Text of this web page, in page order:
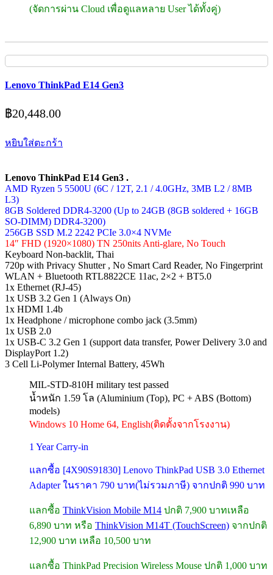
(จัดการผ่าน Cloud เพื่อดูแลหลาย User ได้ทั้งคู่)
Lenovo ThinkPad E14 Gen3
฿20,448.00
หยิบใส่ตะกร้า
Lenovo ThinkPad E14 Gen3 .
AMD Ryzen 5 5500U (6C / 12T, 2.1 / 4.0GHz, 3MB L2 / 8MB
L3)
8GB Soldered DDR4-3200 (Up to 24GB (8GB soldered + 16GB
SO-DIMM) DDR4-3200)
256GB SSD M.2 2242 PCIe 3.0×4 NVMe
14″ FHD (1920×1080) TN 250nits Anti-glare, No Touch
Keyboard Non-backlit, Thai
720p with Privacy Shutter , No Smart Card Reader, No Fingerprint
WLAN + Bluetooth RTL8822CE 11ac, 2×2 + BT5.0
1x Ethernet (RJ-45)
1x USB 3.2 Gen 1 (Always On)
1x HDMI 1.4b
1x Headphone / microphone combo jack (3.5mm)
1x USB 2.0
1x USB-C 3.2 Gen 1 (support data transfer, Power Delivery 3.0 and
DisplayPort 1.2)
3 Cell Li-Polymer Internal Battery, 45Wh
MIL-STD-810H military test passed
น้ำหนัก 1.59 โล (Aluminium (Top), PC + ABS (Bottom)
models)
Windows 10 Home 64, English(ติดตั้งจากโรงงาน)
1 Year Carry-in
แลกซื้อ [4X90S91830] Lenovo ThinkPad USB 3.0 Ethernet
Adapter ในราคา 790 บาท(ไม่รวมภาษี) จากปกติ 990 บาท
แลกซื้อ ThinkVision Mobile M14 ปกติ 7,900 บาทเหลือ
6,890 บาท หรือ ThinkVision M14T (TouchScreen) จากปกติ
12,900 บาท เหลือ 10,500 บาท
แลกซื้อ ThinkPad Precision Wireless Mouse ปกติ 1,000 บาท